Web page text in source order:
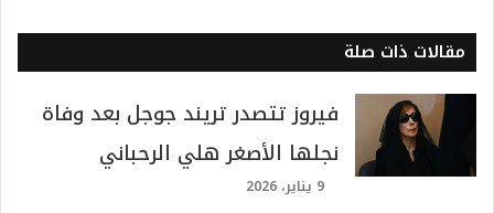
مقالات ذات صلة
فيروز تتصدر تريند جوجل بعد وفاة
نجلها الأصغر هلي الرحباني
9 يناير، 2026